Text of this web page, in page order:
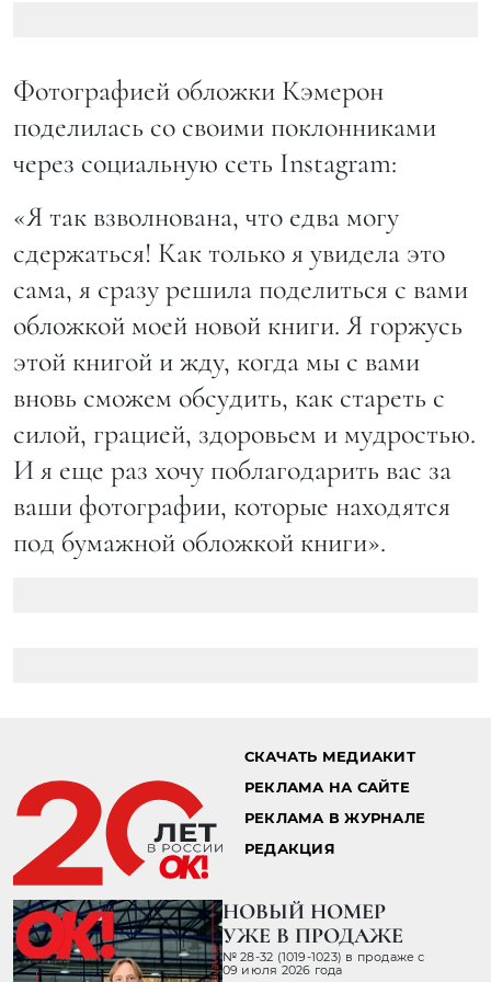
Фотографией обложки Кэмерон
поделилась со своими поклонниками
через социальную сеть Instagram:
«Я так взволнована, что едва могу
сдержаться! Как только я увидела это
сама, я сразу решила поделиться с вами
обложкой моей новой книги. Я горжусь
этой книгой и жду, когда мы с вами
вновь сможем обсудить, как стареть с
силой, грацией, здоровьем и мудростью.
И я еще раз хочу поблагодарить вас за
ваши фотографии, которые находятся
под бумажной обложкой книги».
СКАЧАТЬ МЕДИАКИТ
РЕКЛАМА НА САЙТЕ
РЕКЛАМА В ЖУРНАЛЕ
РЕДАКЦИЯ
НОВЫЙ НОМЕР
УЖЕ В ПРОДАЖЕ
№ 28-32 (1019-1023) в продаже с
09 июля 2026 года